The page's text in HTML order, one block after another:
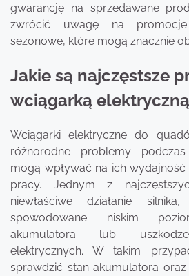
gwarancję na sprzedawane
zwrócić uwagę na
sezonowe, które mogą znacznie
Jakie są najczęstsze
wciągarką
Wciągarki elektryczne do
różnorodne problemy
mogą wpływać na ich
pracy. Jednym z
niewłaściwe działanie
spowodowane niskim
akumulatora lub
elektrycznych. W takim
sprawdzić stan akumulatora